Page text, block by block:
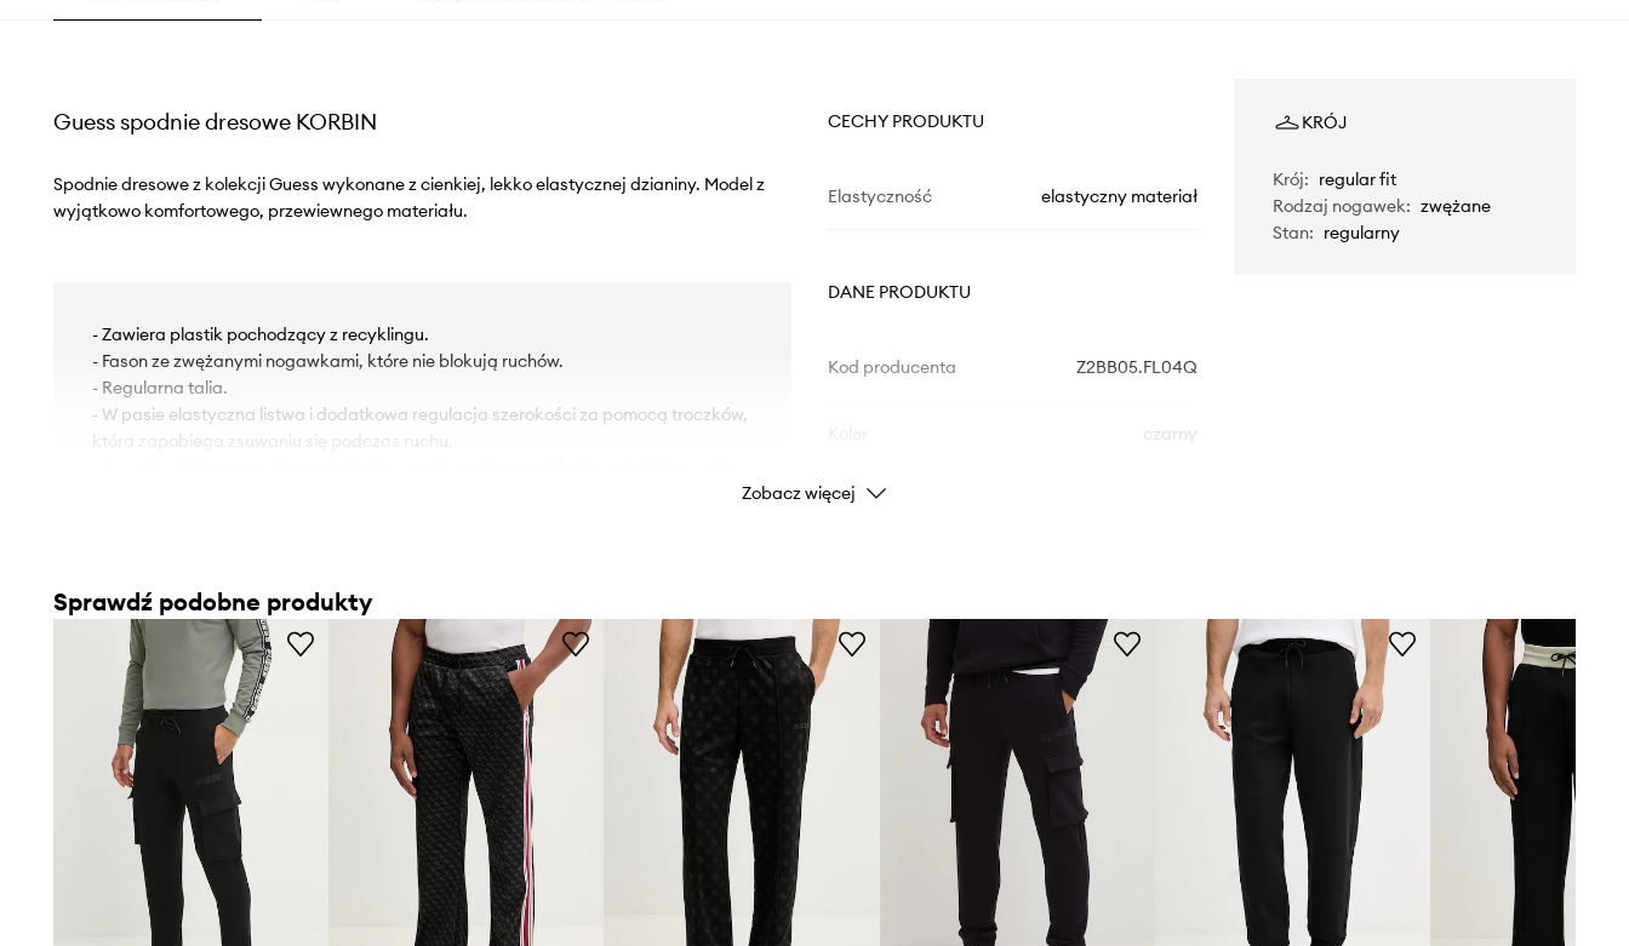
Guess spodnie dresowe KORBIN
Spodnie dresowe z kolekcji Guess wykonane z cienkiej, lekko elastycznej dzianiny. Model z
wyjątkowo komfortowego, przewiewnego materiału.
- Zawiera plastik pochodzący z recyklingu.
- Fason ze zwężanymi nogawkami, które nie blokują ruchów.
- Regularna talia.
- W pasie elastyczna listwa i dodatkowa regulacja szerokości za pomocą troczków,
która zapobiega zsuwaniu się podczas ruchu.
- Wysokość stanu: 31 cm.
- Szerokość nogawki na dole: 17 cm.
- Szerokość nogawki: 30 cm.
- Długość nogawki: 104 cm.
- Wymiary podane dla rozmiaru: M.
CECHY PRODUKTU
Elastyczność elastyczny materiał
DANE PRODUKTU
Kod producenta Z2BB05.FL04Q
czarny
Marka
KRÓJ
Krój: regular fit
Rodzaj nogawek: zwężane
Stan: regularny
Zobacz więcej
Sprawdź podobne produkty